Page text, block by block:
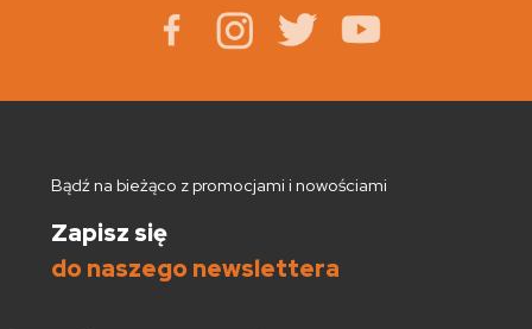
Bądź na bieżąco z promocjami i nowościami
Zapisz się
do naszego newslettera